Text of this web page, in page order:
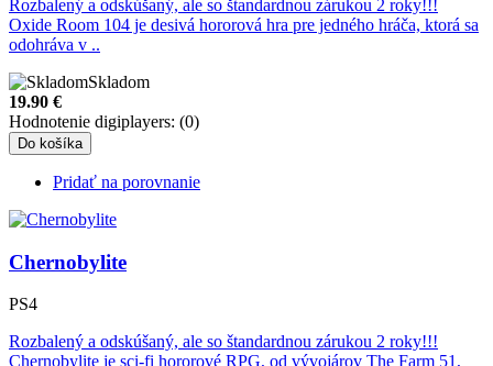
Rozbalený a odskúšaný, ale so štandardnou zárukou 2 roky!!!
Oxide Room 104 je desivá hororová hra pre jedného hráča, ktorá sa
odohráva v ..
Skladom
19.90 €
Hodnotenie digiplayers: (0)
Do košíka
Pridať na porovnanie
Chernobylite
PS4
Rozbalený a odskúšaný, ale so štandardnou zárukou 2 roky!!!
Chernobylite je sci-fi hororové RPG, od vývojárov The Farm 51,